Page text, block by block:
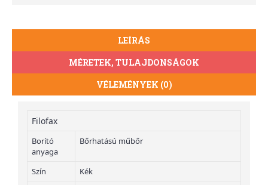
LEÍRÁS
MÉRETEK, TULAJDONSÁGOK
VÉLEMÉNYEK (0)
Filofax
Borító
anyaga
Bőrhatású műbőr
Szín
Kék